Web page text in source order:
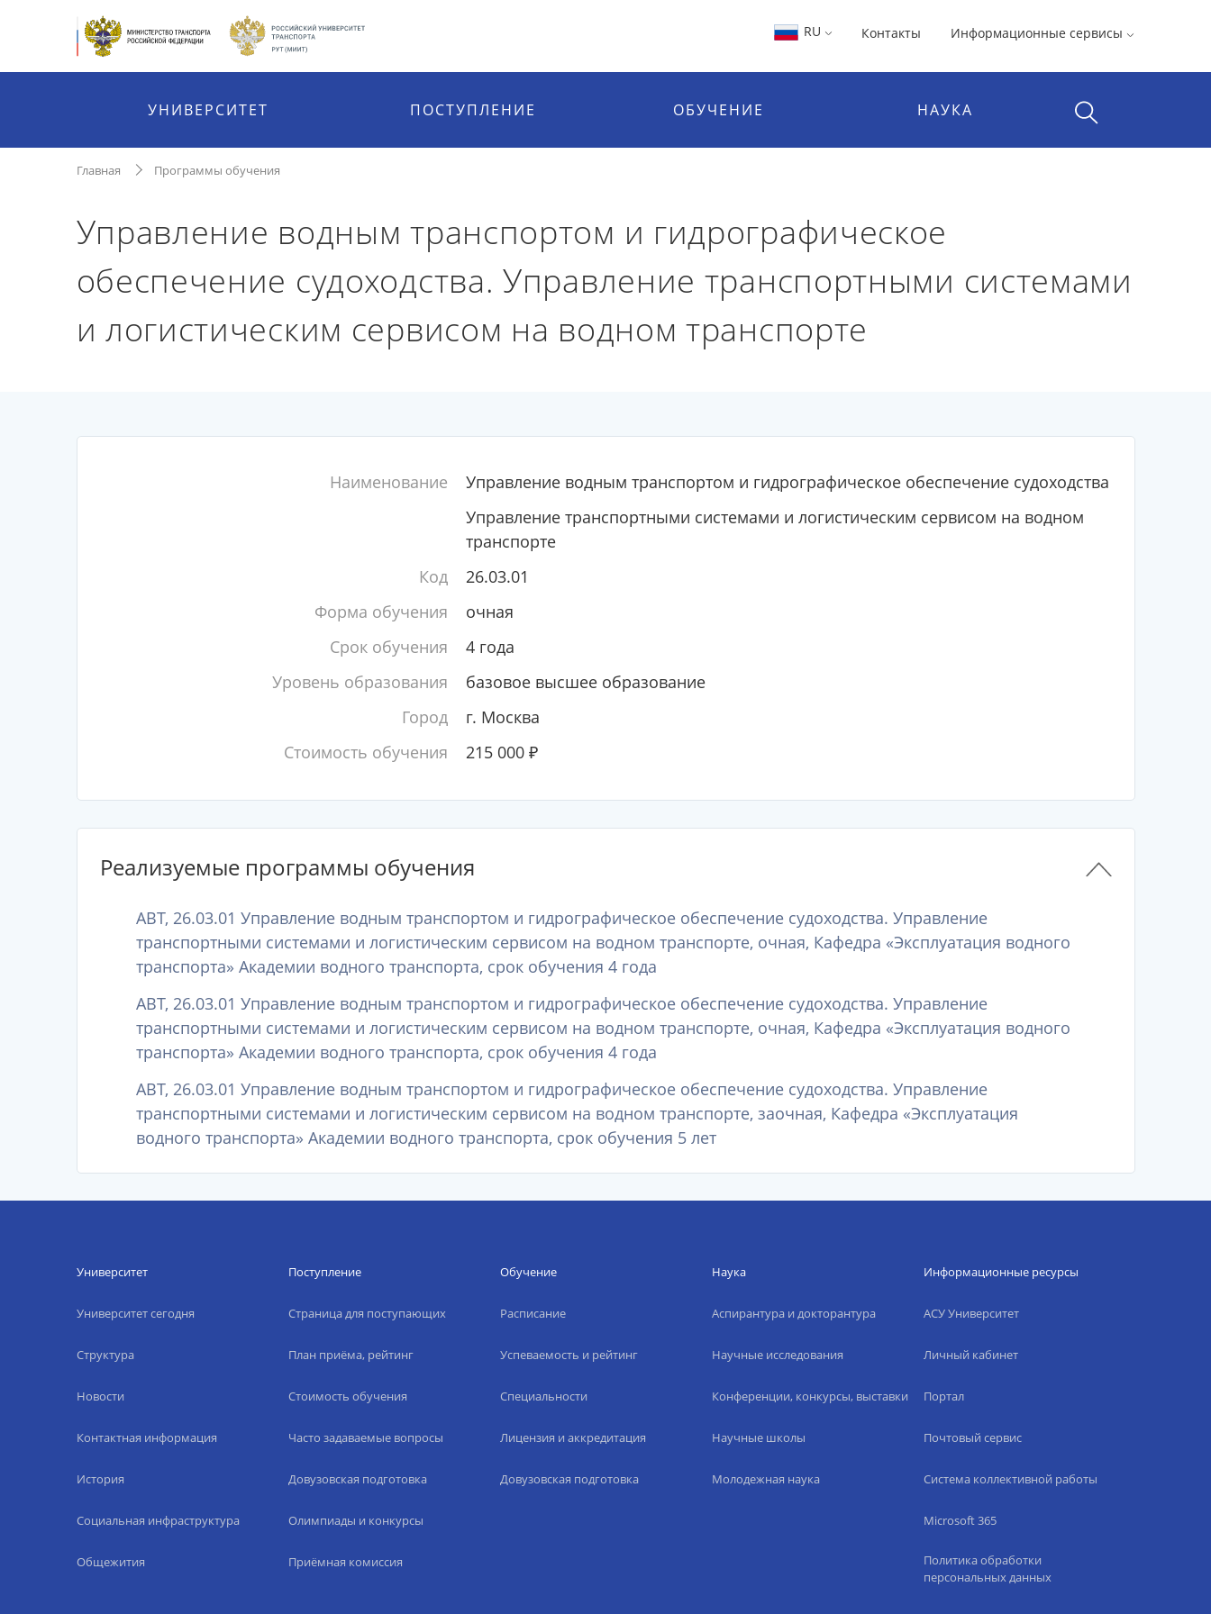
RU Контакты Информационные сервисы
УНИВЕРСИТЕТ ПОСТУПЛЕНИЕ ОБУЧЕНИЕ НАУКА
Главная Программы обучения
Управление водным транспортом и гидрографическое
обеспечение судоходства. Управление транспортными системами
и логистическим сервисом на водном транспорте
Наименование
Управление водным транспортом и гидрографическое обеспечение судоходства
Управление транспортными системами и логистическим сервисом на водном
транспорте
Код
26.03.01
Форма обучения
очная
Срок обучения
4 года
Уровень образования
базовое высшее образование
Город
г. Москва
Стоимость обучения
215 000 ₽
Реализуемые программы обучения
АВТ, 26.03.01 Управление водным транспортом и гидрографическое обеспечение судоходства. Управление
транспортными системами и логистическим сервисом на водном транспорте, очная, Кафедра «Эксплуатация водного
транспорта» Академии водного транспорта, срок обучения 4 года
АВТ, 26.03.01 Управление водным транспортом и гидрографическое обеспечение судоходства. Управление
транспортными системами и логистическим сервисом на водном транспорте, очная, Кафедра «Эксплуатация водного
транспорта» Академии водного транспорта, срок обучения 4 года
АВТ, 26.03.01 Управление водным транспортом и гидрографическое обеспечение судоходства. Управление
транспортными системами и логистическим сервисом на водном транспорте, заочная, Кафедра «Эксплуатация
водного транспорта» Академии водного транспорта, срок обучения 5 лет
Университет
Университет сегодня
Структура
Новости
Контактная информация
История
Социальная инфраструктура
Общежития
Поступление
Страница для поступающих
План приёма, рейтинг
Стоимость обучения
Часто задаваемые вопросы
Довузовская подготовка
Олимпиады и конкурсы
Приёмная комиссия
Обучение
Расписание
Успеваемость и рейтинг
Специальности
Лицензия и аккредитация
Довузовская подготовка
Наука
Аспирантура и докторантура
Научные исследования
Конференции, конкурсы, выставки
Научные школы
Молодежная наука
Информационные ресурсы
АСУ Университет
Личный кабинет
Портал
Почтовый сервис
Система коллективной работы
Microsoft 365
Политика обработки
персональных данных